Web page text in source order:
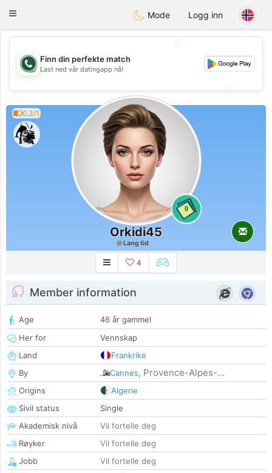
Weshrak
Toggle
Mode Logg inn
💖
💕
Finn din perfekte match
Last ned vår datingapp nå!
0.3/1
0
Orkidi45
Lang tid
4
Member information
Age
46 år gammel
Her for
Vennskap
Land
Frankrike
By
Cannes, Provence-Alpes-...
Origins
Algerie
Sivil status
Single
Akademisk nivå
Vil fortelle deg
Røyker
Vil fortelle deg
Jobb
Vil fortelle deg